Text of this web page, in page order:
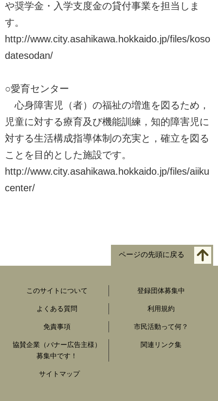
や奨学金・入学支度金の貸付事業を担当しま
す。
http://www.city.asahikawa.hokkaido.jp/files/koso
datesodan/
○愛育センター
心身障害児（者）の福祉の増進を図るため，
児童に対する療育及び機能訓練，知的障害児に
対する生活構成指導体制の充実と，確立を図る
ことを目的とした施設です。
http://www.city.asahikawa.hokkaido.jp/files/aiiku
center/
ページの先頭に戻る
このサイトについて 登録団体募集中
よくある質問 利用規約
免責事項 市民活動って何？
協賛企業（バナー広告主様）
募集中です！
関連リンク集
サイトマップ